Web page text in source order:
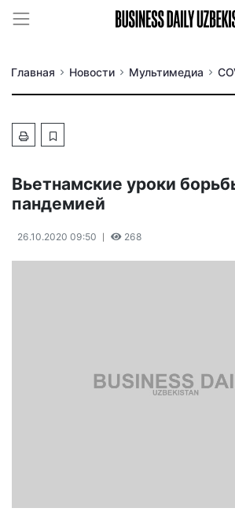
Главная Новости Мультимедиа
Вьетнамские уроки
пандемией
26.10.2020 09:50 268